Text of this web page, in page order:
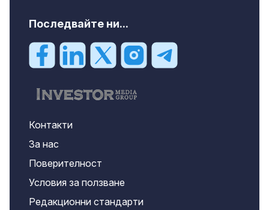
Последвайте ни...
Контакти
За нас
Поверителност
Условия за ползване
Редакционни стандарти